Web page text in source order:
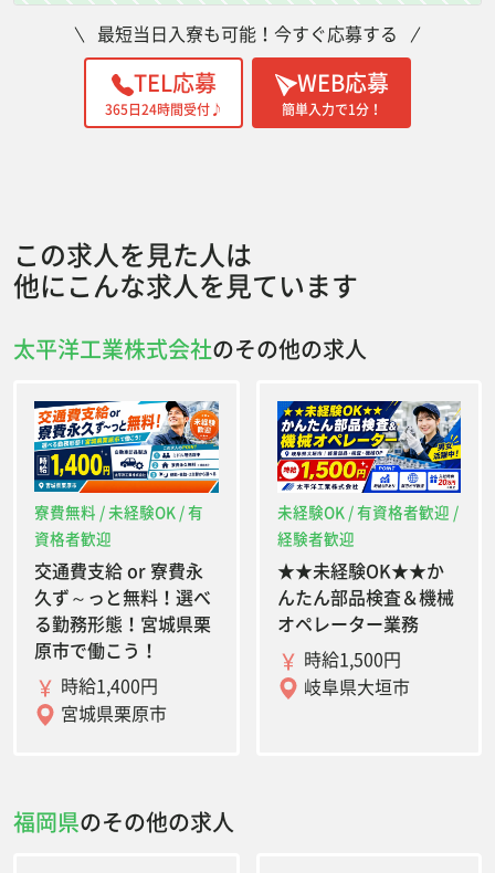
最短当日入寮も可能！今すぐ応募する
WEB応募
簡単入力で1分！
TEL応募
365日24時間受付♪
この求人を見た人は
他にこんな求人を見ています
太平洋工業株式会社のその他の求人
寮費無料 / 未経験OK / 有
資格者歓迎
交通費支給 or 寮費永
久ず～っと無料！選べ
る勤務形態！宮城県栗
原市で働こう！
時給1,400円
宮城県栗原市
未経験OK / 有資格者歓迎 /
経験者歓迎
★★未経験OK★★か
んたん部品検査＆機械
オペレーター業務
時給1,500円
岐阜県大垣市
福岡県のその他の求人